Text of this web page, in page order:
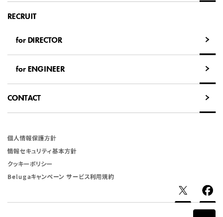
RECRUIT
for DIRECTOR
for ENGINEER
CONTACT
個人情報保護方針
情報セキュリティ基本方針
クッキーポリシー
Belugaキャンペーン サービス利用規約